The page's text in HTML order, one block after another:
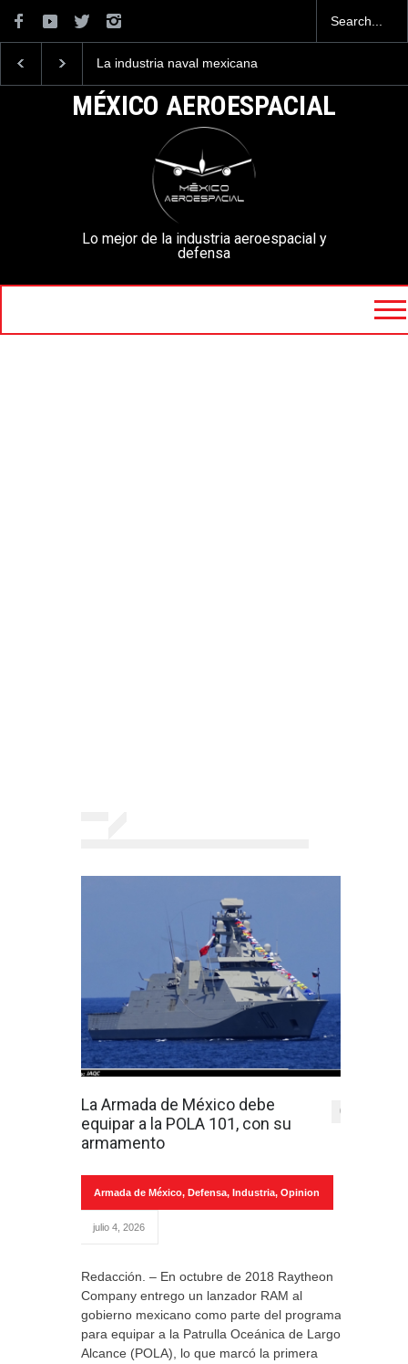
La industria naval mexicana
la Armada de México
mexicanos cuesta 2.9
millones de dólares
MÉXICO AEROESPACIAL
Lo mejor de la industria aeroespacial y
defensa
La Armada de México debe
equipar a la POLA 101, con su
armamento
0
Armada de México, Defensa, Industria, Opinion
julio 4, 2026
Redacción. – En octubre de 2018 Raytheon
Company entrego un lanzador RAM al
gobierno mexicano como parte del programa
para equipar a la Patrulla Oceánica de Largo
Alcance (POLA), lo que marcó la primera